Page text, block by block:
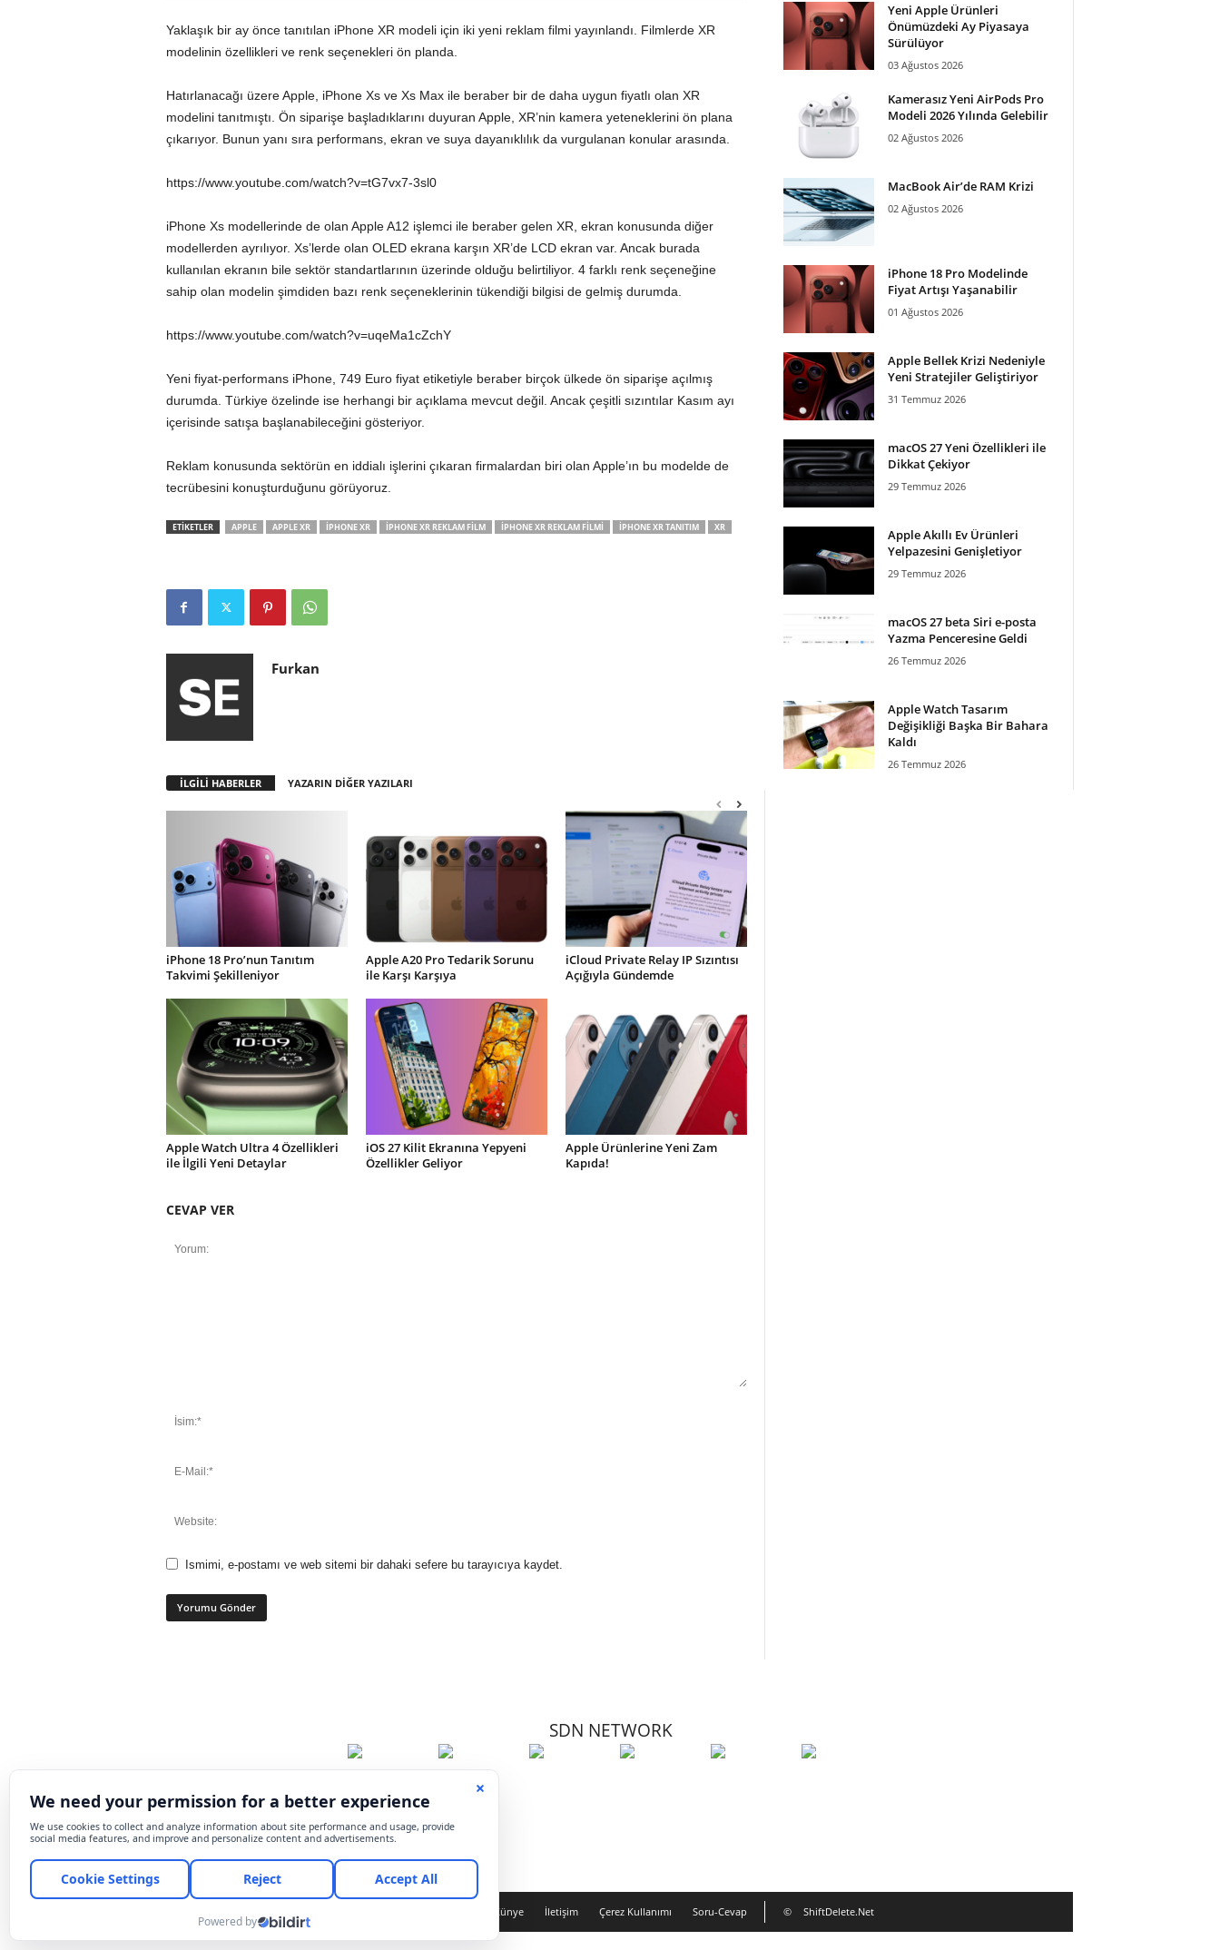
Yaklaşık bir ay önce tanıtılan iPhone XR modeli için iki yeni reklam filmi yayınlandı. Filmlerde XR
modelinin özellikleri ve renk seçenekleri ön planda.
Hatırlanacağı üzere Apple, iPhone Xs ve Xs Max ile beraber bir de daha uygun fiyatlı olan XR
modelini tanıtmıştı. Ön siparişe başladıklarını duyuran Apple, XR’nin kamera yeteneklerini ön plana
çıkarıyor. Bunun yanı sıra performans, ekran ve suya dayanıklılık da vurgulanan konular arasında.
https://www.youtube.com/watch?v=tG7vx7-3sl0
iPhone Xs modellerinde de olan AppleA12 işlemci ile beraber gelen XR, ekran konusunda diğer
modellerden ayrılıyor. Xs’lerde olan OLED ekrana karşın XR’de LCD ekran var. Ancak burada
kullanılan ekranın bile sektör standartlarının üzerinde olduğu belirtiliyor. 4 farklı renk seçeneğine
sahip olan modelin şimdiden bazı renk seçeneklerinin tükendiği bilgisi de gelmiş durumda.
https://www.youtube.com/watch?v=uqeMa1cZchY
Yeni fiyat-performans iPhone, 749 Euro fiyat etiketiyle beraber birçok ülkede ön siparişe açılmış
durumda. Türkiye özelinde ise herhangi bir açıklama mevcut değil. Ancak çeşitli sızıntılar Kasım ayı
içerisinde satışa başlanabileceğini gösteriyor.
Reklam konusunda sektörün en iddialı işlerini çıkaran firmalardan biri olan Apple’ın bu modelde de
tecrübesini konuşturduğunu görüyoruz.
ETİKETLER APPLE APPLE XR IPHONE XR IPHONE XR REKLAM FILM IPHONE XR REKLAM FILMI IPHONE XR TANITIM XR
Furkan
İLGİLİ HABERLER YAZARIN DİĞER YAZILARI
iPhone 18 Pro’nun Tanıtım
Takvimi Şekilleniyor
Apple A20 Pro Tedarik Sorunu
ile Karşı Karşıya
iCloud Private Relay IP Sızıntısı
Açığıyla Gündemde
Apple Watch Ultra 4 Özellikleri
ile İlgili Yeni Detaylar
iOS 27 Kilit Ekranına Yepyeni
Özellikler Geliyor
Apple Ürünlerine Yeni Zam
Kapıda!
CEVAP VER
Ismimi, e-postamı ve web sitemi bir dahaki sefere bu tarayıcıya kaydet.
Yeni Apple Ürünleri
Önümüzdeki Ay Piyasaya
Sürülüyor
03 Ağustos 2026
Kamerasız Yeni AirPods Pro
Modeli 2026 Yılında Gelebilir
02 Ağustos 2026
MacBook Air’de RAM Krizi
02 Ağustos 2026
iPhone 18 Pro Modelinde
Fiyat Artışı Yaşanabilir
01 Ağustos 2026
Apple Bellek Krizi Nedeniyle
Yeni Stratejiler Geliştiriyor
31 Temmuz 2026
macOS 27 Yeni Özellikleri ile
Dikkat Çekiyor
29 Temmuz 2026
Apple Akıllı Ev Ürünleri
Yelpazesini Genişletiyor
29 Temmuz 2026
macOS 27 beta Siri e-posta
Yazma Penceresine Geldi
26 Temmuz 2026
Apple Watch Tasarım
Değişikliği Başka Bir Bahara
Kaldı
26 Temmuz 2026
SDN NETWORK
Künye İletişim Çerez Kullanımı Soru-Cevap © ShiftDelete.Net